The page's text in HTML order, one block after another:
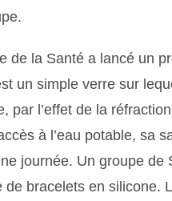
de la Santé a lancé un
un simple verre sur
par l’effet de la
à l’eau potable, sa
journée. Un groupe
bracelets en silicone.